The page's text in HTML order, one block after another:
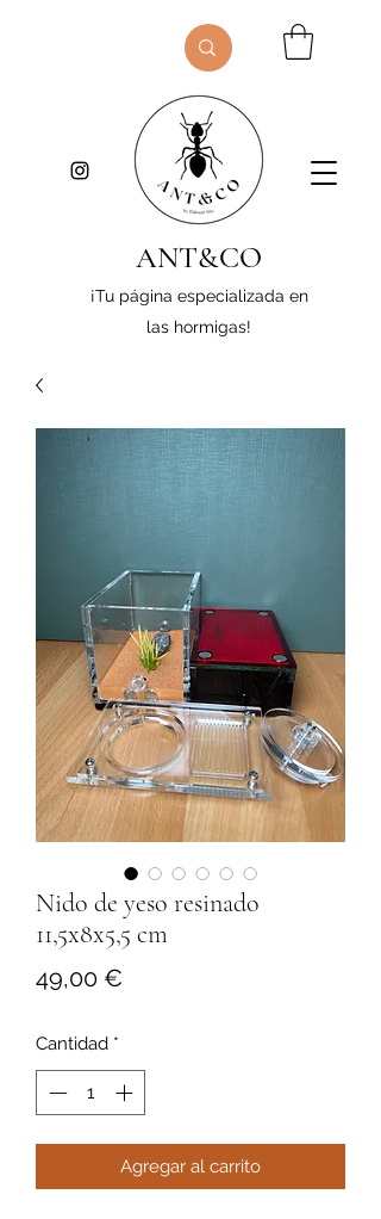
ANT&CO
¡Tu página especializada en
las hormigas!
Nido de yeso resinado
11,5x8x5,5 cm
49,00 €
Cantidad *
Agregar al carrito